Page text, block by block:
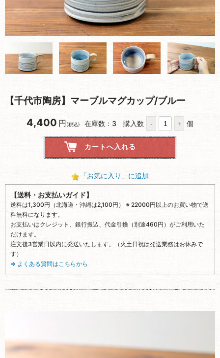
【千代市陶房】マーブルマグカップ/ブルー
4,400 円 (税込) 在庫数：3 購入数 個
「お気に入り」に追加
【送料・お支払いガイド】
送料は1,300円（北海道・沖縄は2,100円） ※ 22000円以上のお買い物で送
料無料になります。
お支払いはクレジット、銀行振込、代金引換（別途460円）がご利用いた
だけます。
注文後3営業日以内に発送いたします。（火土日祝は発送業務はお休みで
す）
⇒ よくある質問はこちらから